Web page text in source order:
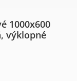
1000x600
výklopné